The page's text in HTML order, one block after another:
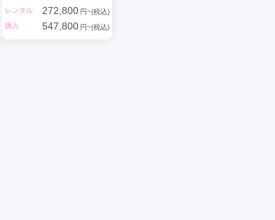
レンタル 272,800 円~(税込)
購入
547,800 円~(税込)